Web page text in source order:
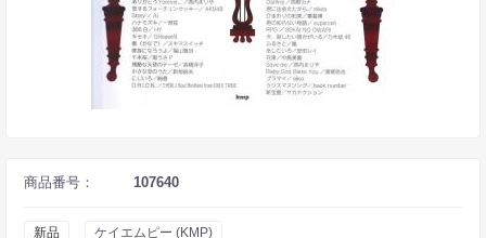
商品番号： 107640
新品 ケイエムピー (KMP)